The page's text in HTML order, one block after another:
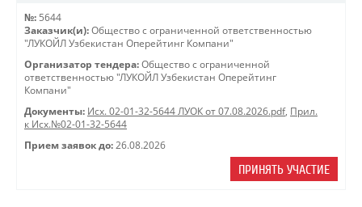
№: 5644
Заказчик(и): Общество с ограниченной ответственностью
"ЛУКОЙЛ Узбекистан Оперейтинг Компани"
Организатор тендера: Общество с ограниченной
ответственностью "ЛУКОЙЛ Узбекистан Оперейтинг
Компани"
Документы: Исх. 02-01-32-5644 ЛУОК от 07.08.2026.pdf, Прил.
к Исх.№02-01-32-5644
Прием заявок до: 26.08.2026
ПРИНЯТЬ УЧАСТИЕ